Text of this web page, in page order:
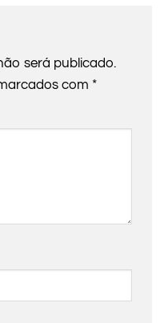
será publicado.
com *